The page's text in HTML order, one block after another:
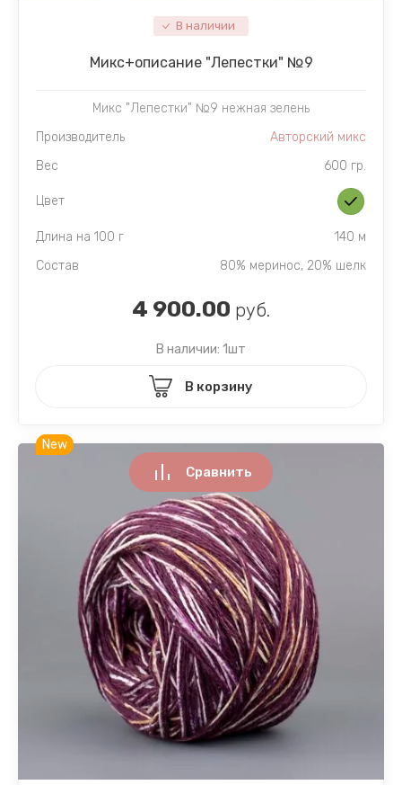
В наличии
Микc+описание "Лепестки" №9
Микс "Лепестки" №9 нежная зелень
Производитель
Авторский микс
Вес
600 гр.
Цвет
Длина на 100 г
140 м
Состав
80% меринос, 20% шелк
4 900.00 руб.
В наличии: 1шт
В корзину
New
Сравнить